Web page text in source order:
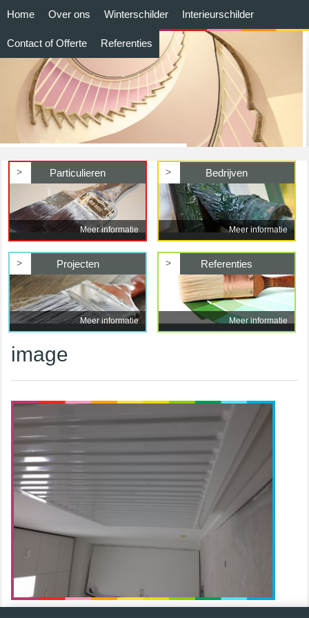
Home Over ons Winterschilder Interieurschilder
Contact of Offerte Referenties
> Particulieren
Meer informatie
> Bedrijven
Meer informatie
> Projecten
Meer informatie
> Referenties
Meer informatie
image